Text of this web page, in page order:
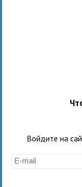
Войдите на